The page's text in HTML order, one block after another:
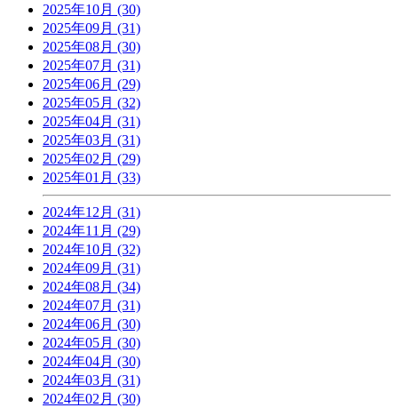
2025年10月 (30)
2025年09月 (31)
2025年08月 (30)
2025年07月 (31)
2025年06月 (29)
2025年05月 (32)
2025年04月 (31)
2025年03月 (31)
2025年02月 (29)
2025年01月 (33)
2024年12月 (31)
2024年11月 (29)
2024年10月 (32)
2024年09月 (31)
2024年08月 (34)
2024年07月 (31)
2024年06月 (30)
2024年05月 (30)
2024年04月 (30)
2024年03月 (31)
2024年02月 (30)